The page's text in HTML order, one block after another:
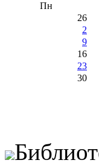
Пн
26
2
9
16
23
30